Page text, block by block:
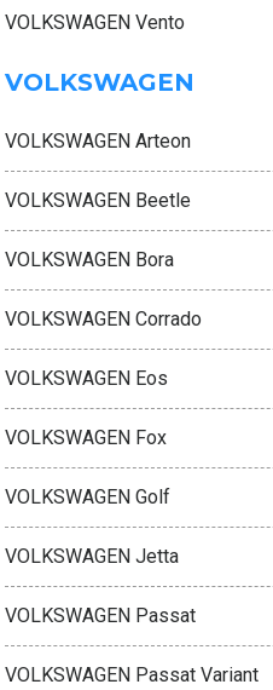
VOLKSWAGEN Vento
VOLKSWAGEN
VOLKSWAGEN Arteon
VOLKSWAGEN Beetle
VOLKSWAGEN Bora
VOLKSWAGEN Corrado
VOLKSWAGEN Eos
VOLKSWAGEN Fox
VOLKSWAGEN Golf
VOLKSWAGEN Jetta
VOLKSWAGEN Passat
VOLKSWAGEN Passat Variant